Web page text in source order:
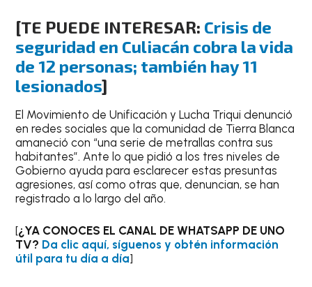
[TE PUEDE INTERESAR: Crisis de
seguridad en Culiacán cobra la vida
de 12 personas; también hay 11
lesionados]
El Movimiento de Unificación y Lucha Triqui denunció
en redes sociales que la comunidad de Tierra Blanca
amaneció con “una serie de metrallas contra sus
habitantes”. Ante lo que pidió a los tres niveles de
Gobierno ayuda para esclarecer estas presuntas
agresiones, así como otras que, denuncian, se han
registrado a lo largo del año.
[¿YA CONOCES EL CANAL DE WHATSAPP DE UNO
TV? Da clic aquí, síguenos y obtén información
útil para tu día a día]